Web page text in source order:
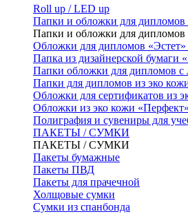
Roll up / LED up
Папки и обложки для дипломов
Папки и обложки для дипломов
Обложки для дипломов
Папка из дизайнерской бумаги
Папки обложки для дипломов с
Папки для дипломов из эко
Обложки для сертификатов из
Обложки из эко кожи «Перфект»
Полиграфия и сувениры для
ПАКЕТЫ / СУМКИ
ПАКЕТЫ / СУМКИ
Пакеты бумажные
Пакеты ПВД
Пакеты для прачечной
Холщовые сумки
Сумки из спанбонда